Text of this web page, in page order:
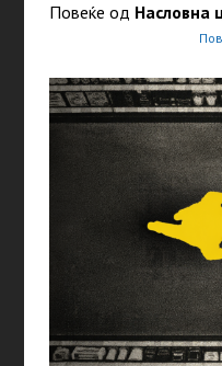
Повеќе од Насловна